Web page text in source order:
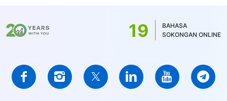
19
BAHASA
SOKONGAN ONLINE